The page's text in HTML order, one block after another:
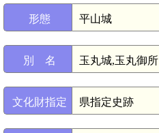
形態 平山城
別 名 玉丸城,玉丸御所
文化財指定 県指定史跡